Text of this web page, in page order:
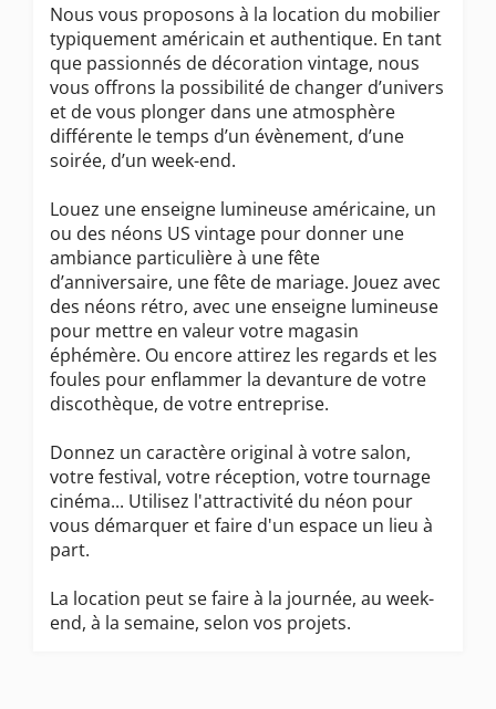
Nous vous proposons à la location du mobilier
typiquement américain et authentique. En tant
que passionnés de décoration vintage, nous
vous offrons la possibilité de changer d’univers
et de vous plonger dans une atmosphère
différente le temps d’un évènement, d’une
soirée, d’un week-end.
Louez une enseigne lumineuse américaine, un
ou des néons US vintage pour donner une
ambiance particulière à une fête
d’anniversaire, une fête de mariage. Jouez avec
des néons rétro, avec une enseigne lumineuse
pour mettre en valeur votre magasin
éphémère. Ou encore attirez les regards et les
foules pour enflammer la devanture de votre
discothèque, de votre entreprise.
Donnez un caractère original à votre salon,
votre festival, votre réception, votre tournage
cinéma... Utilisez l'attractivité du néon pour
vous démarquer et faire d'un espace un lieu à
part.
La location peut se faire à la journée, au week-
end, à la semaine, selon vos projets.